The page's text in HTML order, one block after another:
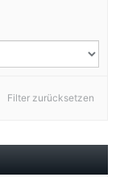
Filter zurücksetzen